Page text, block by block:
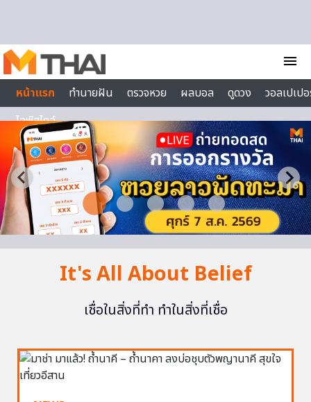
menu
หน้าแรก
ทำนายฝัน ตรวจหวย ผลบอล ดูดวง
วอลเปเป
ไลฟ์สไตล์
It's All About Belief
เชื่อในสิ่งที่ทำ ทำในสิ่งที่เชื่อ